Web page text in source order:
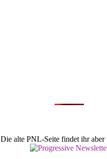
alte PNL-Seite findet ihr